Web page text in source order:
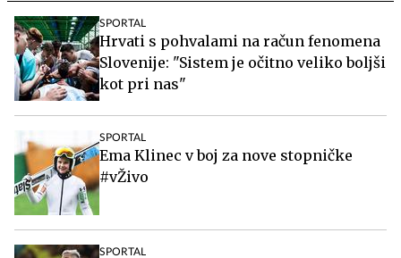
SPORTAL
Hrvati s pohvalami na račun fenomena
Slovenije: "Sistem je očitno veliko boljši
kot pri nas"
SPORTAL
Ema Klinec v boj za nove stopničke
#vŽivo
SPORTAL